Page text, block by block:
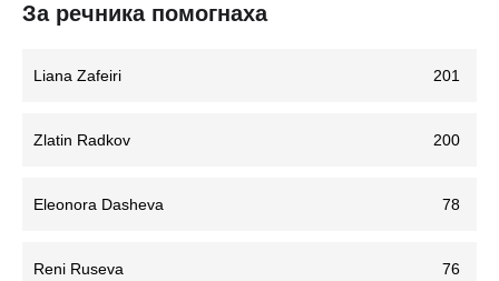
За речника помогнаха
Liana Zafeiri 201
Zlatin Radkov 200
Eleonora Dasheva 78
Reni Ruseva 76